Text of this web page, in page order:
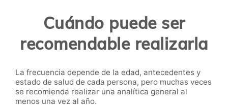
Cuándo puede ser
recomendable realizarla
La frecuencia depende de la edad, antecedentes y
estado de salud de cada persona, pero muchas veces
se recomienda realizar una analítica general al
menos una vez al año.